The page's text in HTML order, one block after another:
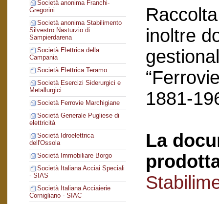
Società anonima Franchi-
Gregorini
Società anonima Stabilimento
Silvestro Nasturzio di
Sampierdarena
Società Elettrica della
Campania
Società Elettrica Teramo
Società Esercizi Siderurgici e
Metallurgici
Società Ferrovie Marchigiane
Società Generale Pugliese di
elettricità
Società Idroelettrica
dell'Ossola
Società Immobiliare Borgo
Società Italiana Acciai Speciali
- SIAS
Società Italiana Acciaierie
Cornigliano - SIAC
inoltre
1881-
La